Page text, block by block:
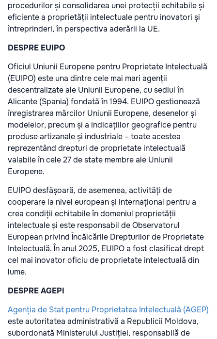
procedurilor și consolidarea unei protecții echitabile și
eficiente a proprietății intelectuale pentru inovatori și
întreprinderi, în perspectiva aderării la UE.
DESPRE EUIPO
Oficiul Uniunii Europene pentru Proprietate Intelectuală
(EUIPO) este una dintre cele mai mari agenții
descentralizate ale Uniunii Europene, cu sediul în
Alicante (Spania) fondată în 1994. EUIPO gestionează
înregistrarea mărcilor Uniunii Europene, desenelor și
modelelor, precum și a indicațiilor geografice pentru
produse artizanale și industriale – toate acestea
reprezentând drepturi de proprietate intelectuală
valabile în cele 27 de state membre ale Uniunii
Europene.
EUIPO desfășoară, de asemenea, activități de
cooperare la nivel european și internațional pentru a
crea condiții echitabile în domeniul proprietății
intelectuale și este responsabil de Observatorul
European privind Încălcările Drepturilor de Proprietate
Intelectuală. În anul 2025, EUIPO a fost clasificat drept
cel mai inovator oficiu de proprietate intelectuală din
lume.
DESPRE AGEPI
Agenția de Stat pentru Proprietatea Intelectuală (AGEP)
este autoritatea administrativă a Republicii Moldova,
subordonată Ministerului Justiției, responsabilă de